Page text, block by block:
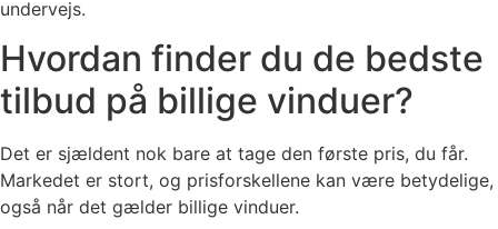
undervejs.
Hvordan finder du de bedste
tilbud på billige vinduer?
Det er sjældent nok bare at tage den første pris, du får.
Markedet er stort, og prisforskellene kan være betydelige,
også når det gælder billige vinduer.